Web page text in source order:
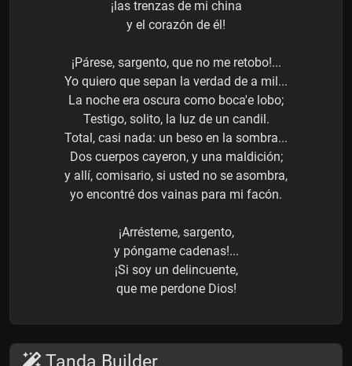
¡las trenzas de mi china
y el corazón de él!
¡Párese, sargento, que no me retobo!...
Yo quiero que sepan la verdad de a mil...
La noche era oscura como boca'e lobo;
Testigo, solito, la luz de un candil.
Total, casi nada: un beso en la sombra...
Dos cuerpos cayeron, y una maldición;
y allí, comisario, si usted no se asombra,
yo encontré dos vainas para mi facón.
¡Arrésteme, sargento,
y póngame cadenas!...
¡Si soy un delincuente,
que me perdone Dios!
Tanda Builder